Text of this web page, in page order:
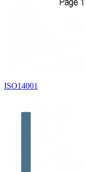
ISO14001